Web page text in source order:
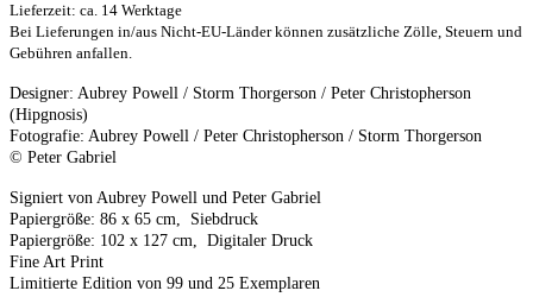
Lieferzeit: ca. 14 Werktage
Bei Lieferungen in/aus Nicht-EU-Länder können zusätzliche Zölle, Steuern und
Gebühren anfallen.
Designer: Aubrey Powell / Storm Thorgerson / Peter Christopherson
(Hipgnosis)
Fotografie: Aubrey Powell / Peter Christopherson / Storm Thorgerson
© Peter Gabriel
Signiert von Aubrey Powell und Peter Gabriel
Papiergröße: 86 x 65 cm, Siebdruck
Papiergröße: 102 x 127 cm, Digitaler Druck
Fine Art Print
Limitierte Edition von 99 und 25 Exemplaren